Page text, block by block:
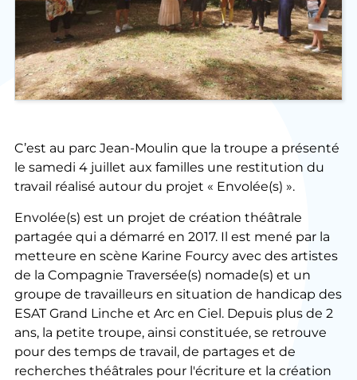
C’est au parc Jean-Moulin que la troupe a présenté
le samedi 4 juillet aux familles une restitution du
travail réalisé autour du projet « Envolée(s) ».
Envolée(s) est un projet de création théâtrale
partagée qui a démarré en 2017. Il est mené par la
metteure en scène Karine Fourcy avec des artistes
de la Compagnie Traversée(s) nomade(s) et un
groupe de travailleurs en situation de handicap des
ESAT Grand Linche et Arc en Ciel. Depuis plus de 2
ans, la petite troupe, ainsi constituée, se retrouve
pour des temps de travail, de partages et de
recherches théâtrales pour l'écriture et la création